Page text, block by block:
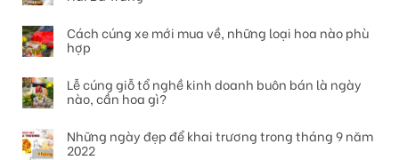
Cách cúng xe mới mua về, những loại hoa nào phù
hợp
Lễ cúng giỗ tổ nghề kinh doanh buôn bán là ngày
nào, cần hoa gì?
Những ngày đẹp để khai trương trong tháng 9 năm
2022